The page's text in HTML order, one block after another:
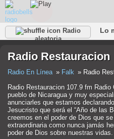
Radio
aleatoria
Lo
Radio Restauracion
Radio En Línea Falk
Radio
Radio Restauracion 107.9 fm
pueblo de Nicaragua y muy
anunciarles que estamos
Jesucristo que será el “Año de las
creemos en el poder de Dios que
extraordinaria como nunca jamás
poder de Dios sobre nuestras vidas.